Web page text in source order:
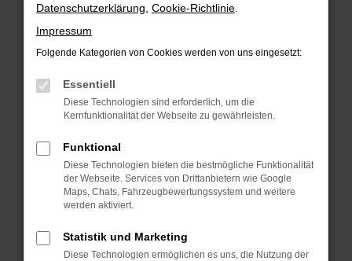
Fehler: Network Error
Beim Laden ist ein Fehler aufgetreten.
Hier sind ein paar Tipps, die dir helfen können:
Überprüfe deine Firewall und deine
Laden andere Webseiten, zum Beispiel
deine Suchmaschine?
Prüfe deine Browsererweiterungen.
Manche Erweiterungen, wie Werbeblocker,
können das Laden bestimmter Seiten
verhindern. Funktioniert die Seite in einem
Datenschutzerklärung Cookie-Richtlinie
Impressum
Folgende Kategorien von Cookies werden von uns eingesetzt:
Essentiell
Diese Technologien sind erforderlich, um die
Kernfunktionalität der Webseite zu gewährleisten.
Funktional
Diese Technologien bieten die bestmögliche Funktionalität
der Webseite. Services von Drittanbietern wie Google
Maps, Chats, Fahrzeugbewertungssystem und weitere
werden aktiviert.
Statistik und Marketing
Diese Technologien ermöglichen es uns, die Nutzung der